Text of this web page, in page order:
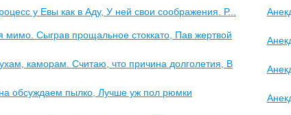
у Евы как в Аду, У ней свои соображения. Р...
Сыграв прощальное стоккато, Пав жертвой
каморам. Считаю, что причина долголетия, В
обсуждаем пылко, Лучше уж пол рюмки